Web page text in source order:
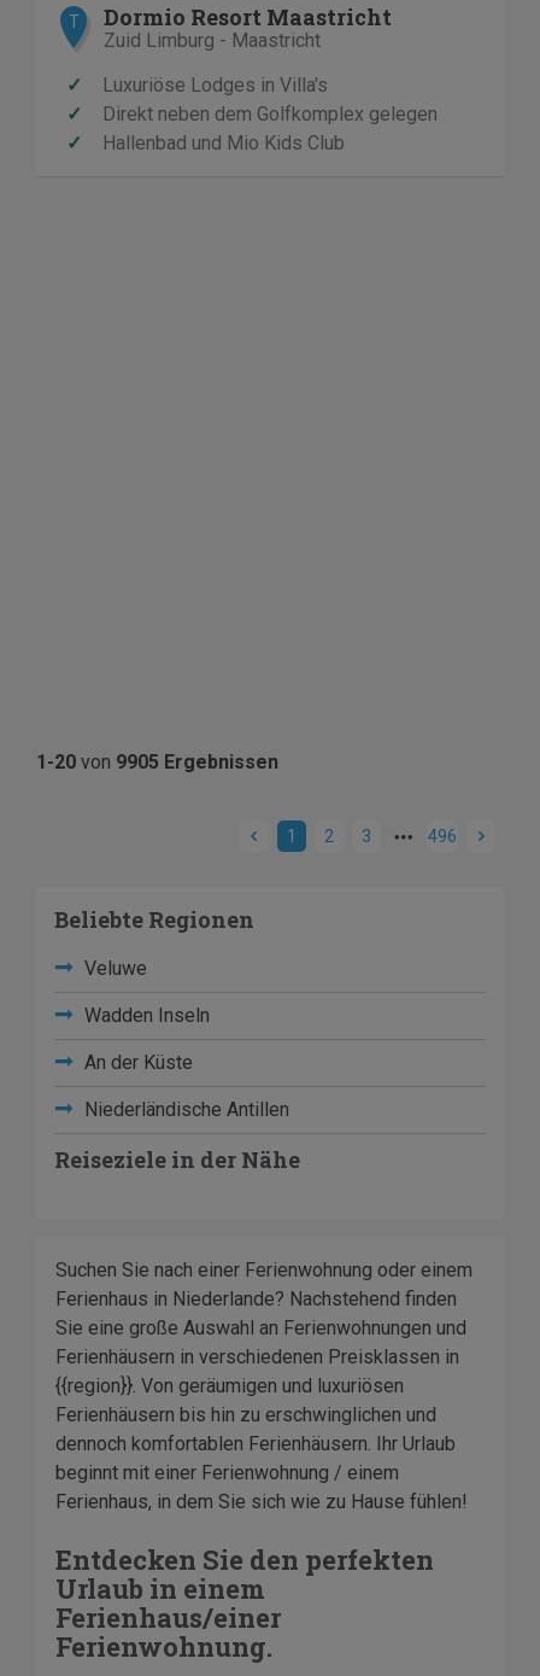
T Dormio Resort Maastricht
Zuid Limburg - Maastricht
✓
Luxuriöse Lodges in Villa's
✓
Direkt neben dem Golfkomplex gelegen
✓
Hallenbad und Mio Kids Club
1-20 von 9905 Ergebnissen
1 2 3 496
Beliebte Regionen
Veluwe
Wadden Inseln
An der Küste
Niederländische Antillen
Reiseziele in der Nähe
Suchen Sie nach einer Ferienwohnung oder einem
Ferienhaus in Niederlande? Nachstehend finden
Sie eine große Auswahl an Ferienwohnungen und
Ferienhäusern in verschiedenen Preisklassen in
{{region}}. Von geräumigen und luxuriösen
Ferienhäusern bis hin zu erschwinglichen und
dennoch komfortablen Ferienhäusern. Ihr Urlaub
beginnt mit einer Ferienwohnung / einem
Ferienhaus, in dem Sie sich wie zu Hause fühlen!
Entdecken Sie den perfekten
Urlaub in einem
Ferienhaus/einer
Ferienwohnung.